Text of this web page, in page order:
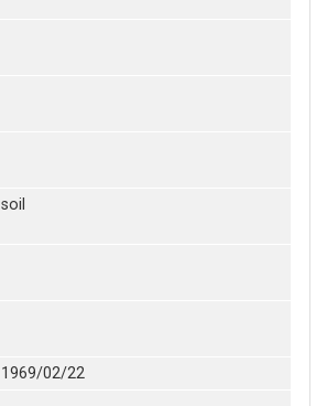
soil
1969/02/22